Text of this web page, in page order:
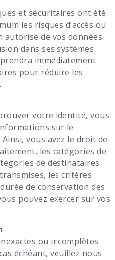
et sécuritaires ont été
les risques d’accès ou
de vos données
dans ses systèmes
immédiatement
pour réduire les
votre identité, vous
sur le
vous avez le droit de
les catégories de
de destinataires
les critères
de conservation des
pouvez exercer sur vos
ou incomplètes
échéant, veuillez nous